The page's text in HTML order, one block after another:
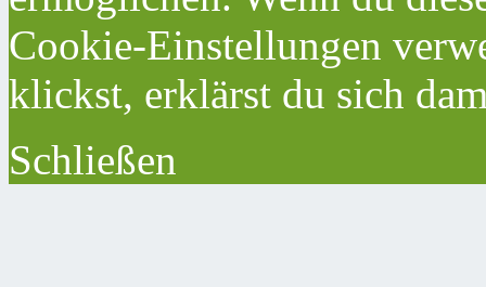
Cookie-Einstellungen
klickst, erklärst du sich
Schließen